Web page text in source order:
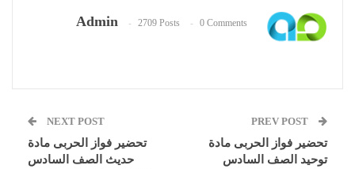
Admin 2709 Posts 0 Comments
تحضير فواز الحربى مادة
توحيد الصف السادس
NEXT POST
تحضير فواز الحربى مادة
حديث الصف السادس